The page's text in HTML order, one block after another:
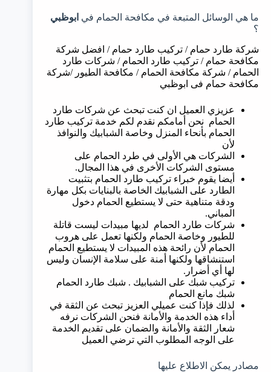
ما هي الوسائل المتبعة في مكافحة الحمام في ابوظبي
؟
شركة طارد حمام / تركيب طارد حمام / افضل شركة
مكافحة حمام / تركيب طارد الحمام / شركات طارد
الحمام / شركة مكافحة الحمام / مكافحة الطيور /شركة
مكافحة حمام فى ابوظبي
عزيزي العميل ان كنت تبحث عن شركات طارد
الحمام نحن أمامكم نقدم لكم خدمة تركيب طارد
الحمام بأنحاء المنزل وخاصة الشبابيك والنوافذ
لأن
الشركات هي الأولى في طرد الحمام على
مستوى الشركات الأخرى في هذا المجال.
أيضا يقوم خبراء تركيب طارد الحمام بتثبيت
الطارد على الشبابيك الخاصة بالبنايات بكل مهارة
ودقة متناهية حتى لا يستطيع الحمام دخول
المباني.
شركات طارد الحمام لديها مبيدات ليست قاتلة
للطيور وخاصة الحمام ولكنها تعمل على هروب
الحمام لأن رائحة هذه المبيدات لا يستطيع الحمام
استنشاقها ولكنها أمنة على سلامة الإنسان وليس
لها أي أضرار.
تركيب شبك على الشبابيك . شبك طارد الحمام
شبك مانع الحمام
لذلك فإذا كنت عميلي العزيز تبحث عن الثقة في
أداء هذه الخدمة والأمانة فنحن الشركات نرفه
شعار الثقة والأمانة والضمان على تقديم الخدمة
على الوجه المطلوب التي ترضي العميل
مصادر يمكن الاطلاع عليها